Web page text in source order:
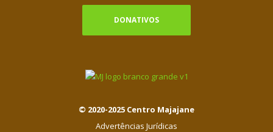
DONATIVOS
© 2020-2025 Centro Majajane
Advertências Jurídicas